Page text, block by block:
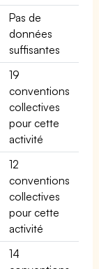
Pas de
données
suffisantes
19
conventions
collectives
pour cette
activité
12
conventions
collectives
pour cette
activité
14